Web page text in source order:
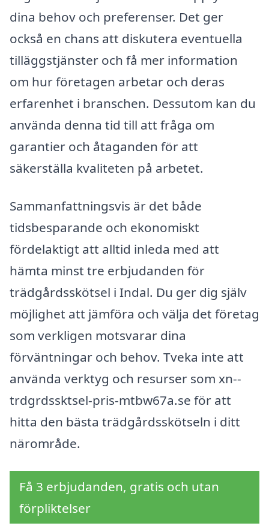
dina behov och preferenser. Det ger
också en chans att diskutera eventuella
tilläggstjänster och få mer information
om hur företagen arbetar och deras
erfarenhet i branschen. Dessutom kan du
använda denna tid till att fråga om
garantier och åtaganden för att
säkerställa kvaliteten på arbetet.
Sammanfattningsvis är det både
tidsbesparande och ekonomiskt
fördelaktigt att alltid inleda med att
hämta minst tre erbjudanden för
trädgårdsskötsel i Indal. Du ger dig själv
möjlighet att jämföra och välja det företag
som verkligen motsvarar dina
förväntningar och behov. Tveka inte att
använda verktyg och resurser som xn--
trdgrdssktsel-pris-mtbw67a.se för att
hitta den bästa trädgårdsskötseln i ditt
närområde.
Få 3 erbjudanden, gratis och utan
förpliktelser